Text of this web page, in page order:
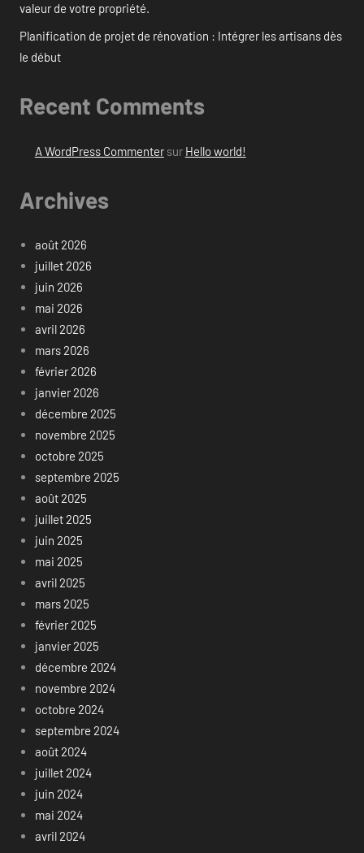
valeur de votre propriété.
Planification de projet de rénovation : Intégrer les artisans dès
le début
Recent Comments
A WordPress Commentersur Hello world!
Archives
août 2026
juillet 2026
juin 2026
mai 2026
avril 2026
mars 2026
février 2026
janvier 2026
décembre 2025
novembre 2025
octobre 2025
septembre 2025
août 2025
juillet 2025
juin 2025
mai 2025
avril 2025
mars 2025
février 2025
janvier 2025
décembre 2024
novembre 2024
octobre 2024
septembre 2024
août 2024
juillet 2024
juin 2024
mai 2024
avril 2024